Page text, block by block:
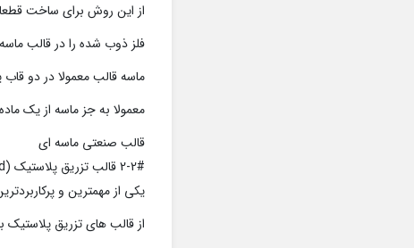
از این روش برای ساخت
فلز ذوب شده را در قالب
ماسه قالب معمولا در دو
معمولا به جز ماسه از یک
قالب صنعتی ماسه ای
2-2# قالب تزریق پلاستیک (Plastic Injection Mold)
یکی از مهمترین و
از قالب های تزریق